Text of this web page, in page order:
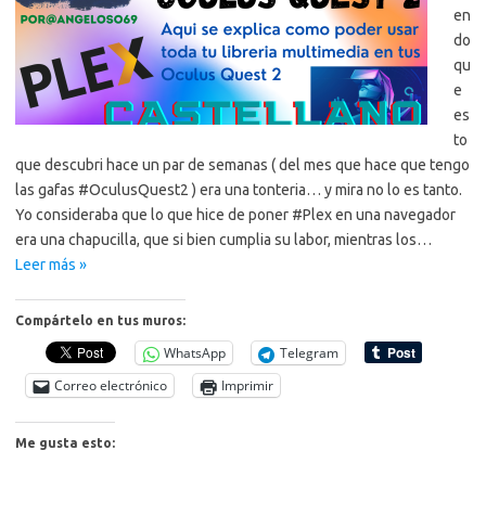
en
do
qu
e
es
to
que descubri hace un par de semanas ( del mes que hace que tengo
las gafas #OculusQuest2 ) era una tonteria… y mira no lo es tanto.
Yo consideraba que lo que hice de poner #Plex en una navegador
era una chapucilla, que si bien cumplia su labor, mientras los…
Leer más »
Compártelo en tus muros:
WhatsApp
Telegram
Correo electrónico
Imprimir
Me gusta esto: